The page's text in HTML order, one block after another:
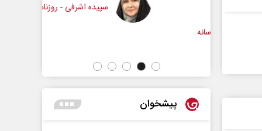
سپیده اشرفی - روزنامه‌نگار
پیشخوان